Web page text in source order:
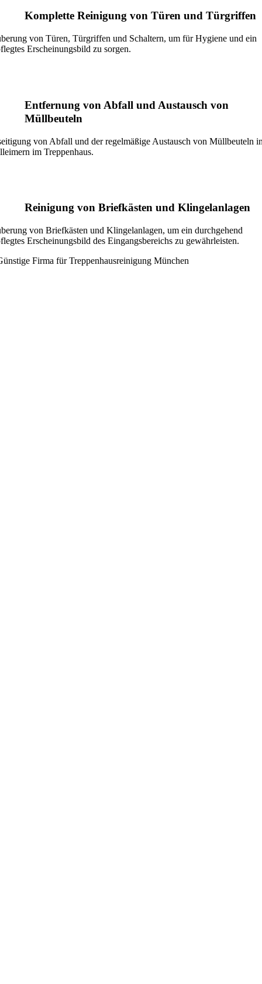
Komplette Reinigung von Türen und Türgriffen
von Türen, Türgriffen und Schaltern, um für Hygiene und ein
Erscheinungsbild zu sorgen.
Entfernung von Abfall und Austausch von
Müllbeuteln
von Abfall und der regelmäßige Austausch von Müllbeuteln
im Treppenhaus.
Reinigung von Briefkästen und Klingelanlagen
von Briefkästen und Klingelanlagen, um ein durchgehend
Erscheinungsbild des Eingangsbereichs zu gewährleisten.